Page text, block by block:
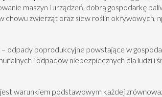
maszyn i urządzeń, dobrą gospodarkę
zwierząt oraz siew roślin okrywowych,
– odpady poprodukcyjne powstające w
i odpadów niebezpiecznych dla ludzi i
warunkiem podstawowym każdej